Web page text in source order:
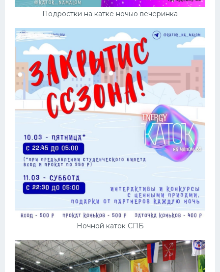
Подростки на катке ночью вечеринка
Ночной каток СПБ